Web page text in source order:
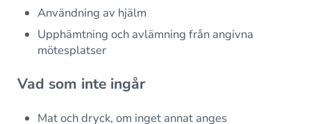
Användning av hjälm
Upphämtning och avlämning från angivna
mötesplatser
Vad som inte ingår
Mat och dryck, om inget annat anges